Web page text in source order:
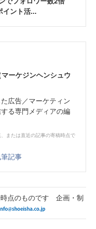
ント活...
ーケジンヘンシュウ
広告／マーケティン
る専門メディアの編
または直近の記事の寄稿時点で
記事
時点のものです 企画・制